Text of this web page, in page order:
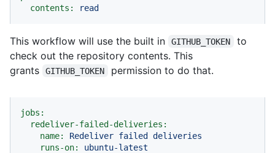
contents:
read
This workflow will use the built in GITHUB_TOKEN
to
check out the repository contents. This
grants
GITHUB_TOKEN permission to do that.
jobs:
redeliver-failed-deliveries:
name:
Redeliver failed deliveries
runs-on:
ubuntu-latest